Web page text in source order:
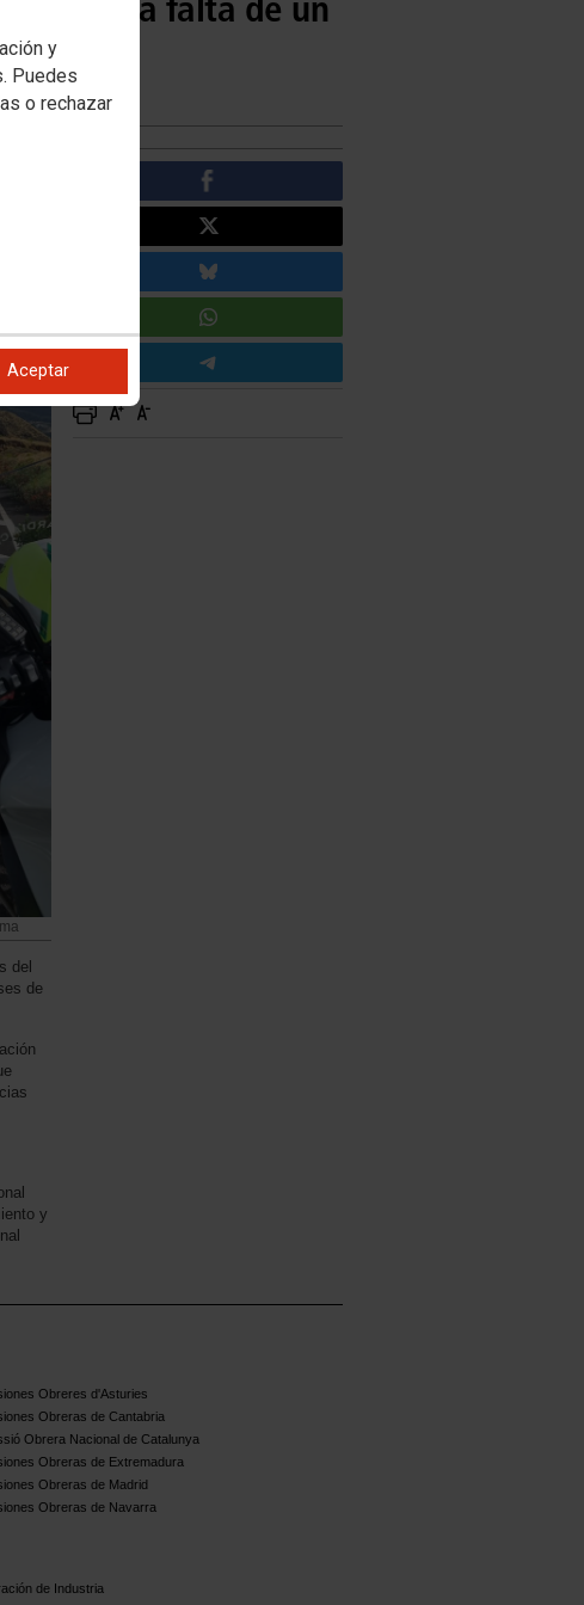
y
Puedes
o rechazar
Aceptar
por la falta de un
del
de
y
Obreres d'Asturies
Obreras de Cantabria
Obrera Nacional de Catalunya
Obreras de Extremadura
Obreras de Madrid
Obreras de Navarra
de Industria